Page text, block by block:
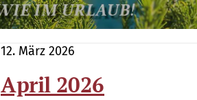
April 2026
12. März 2026